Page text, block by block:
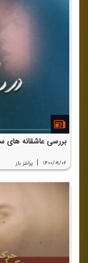
بررسی عاشقانه های
۱۴۰۰/۰۹/۰۶ | پرانتز باز